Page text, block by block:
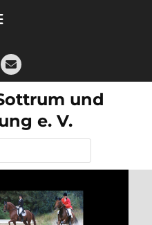
E-
Mail
und
e. V.